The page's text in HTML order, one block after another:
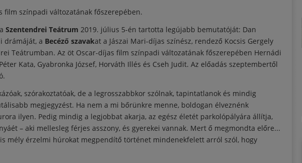
film színpadi változatának főszerepében.
Szentendrei Teátrum 2019. július 5-én tartotta legújabb bemutatóját: Dan
drámáját, a Becéző szavakat a Jászai Mari-díjas színész, rendező Kocsis Gergely
Teátrumban. Az öt Oscar-díjas film színpadi változatának főszerepében Hernádi
Kata, Gyabronka József, Horváth Illés és Cseh Judit. Az előadás szeptembertől
szórakoztatóak, de a legrosszabbkor szólnak, tapintatlanok és mindig
megjegyzést. Ha nem a mi bőrünkre menne, boldogan élveznénk
ilyen. Pedig mindig a legjobbat akarja, az egész életét parkolópályára állítja,
– aki mellesleg férjes asszony, és gyerekei vannak. Mert ő megmondta előre...
mély érzelmi húrokat megpendítő történet mindenekfelett arról szól, hogy